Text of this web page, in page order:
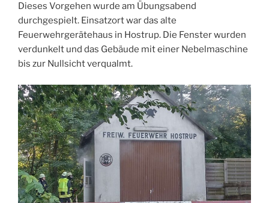
Dieses Vorgehen wurde am Übungsabend
durchgespielt. Einsatzort war das alte
Feuerwehrgerätehaus in Hostrup. Die Fenster wurden
verdunkelt und das Gebäude mit einer Nebelmaschine
bis zur Nullsicht verqualmt.